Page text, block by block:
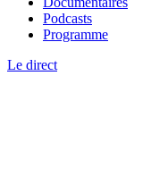
Podcasts
Programme
Le direct